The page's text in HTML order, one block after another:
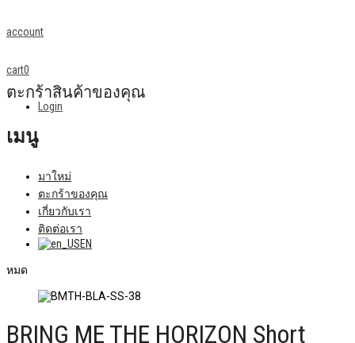
account
Login
cart0
ตะกร้าสินค้าของคุณ
เมนู
มาใหม่
ตะกร้าของคุณ
เกี่ยวกับเรา
ติดต่อเรา
EN
หมด
BRING ME THE HORIZON Short